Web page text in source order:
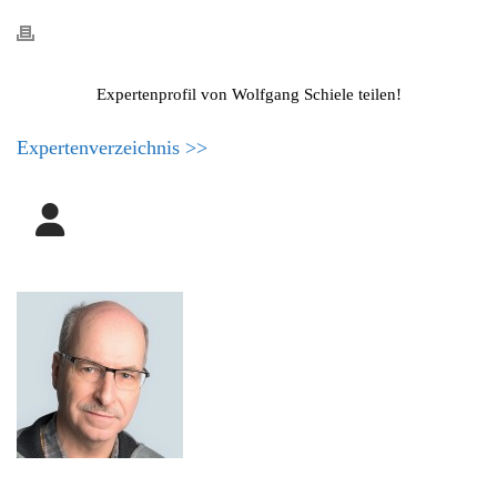
Expertenprofil von Wolfgang Schiele teilen!
Expertenverzeichnis >>